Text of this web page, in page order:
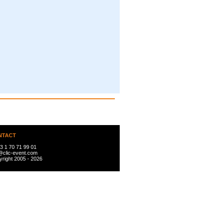
1 70 71 99 01
event.com
2005 - 2026